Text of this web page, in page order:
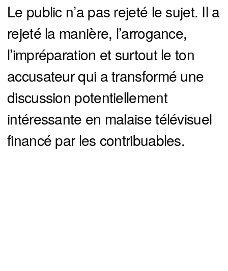
Le public n’a pas rejeté le sujet. Il a
rejeté la manière, l’arrogance,
l’impréparation et surtout le ton
accusateur qui a transformé une
discussion potentiellement
intéressante en malaise télévisuel
financé par les contribuables.